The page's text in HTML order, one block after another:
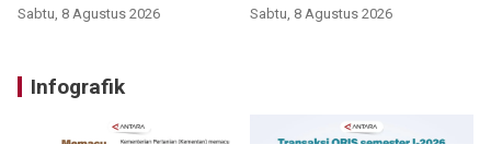
Sabtu, 8 Agustus 2026 Sabtu, 8 Agustus 2026
Infografik